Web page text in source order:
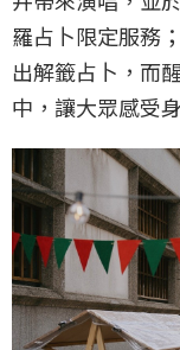
羅占卜限定服務
出解籤占卜，而
中，讓大眾感受